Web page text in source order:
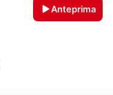
Anteprima